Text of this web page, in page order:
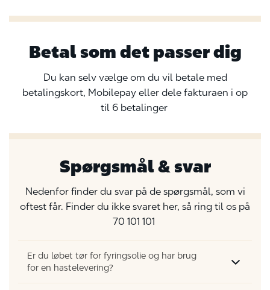
Betal som det passer dig
Du kan selv vælge om du vil betale med
betalingskort, Mobilepay eller dele fakturaen i op
til 6 betalinger
Spørgsmål & svar
Nedenfor finder du svar på de spørgsmål, som vi
oftest får. Finder du ikke svaret her, så ring til os på
70 101 101
Er du løbet tør for fyringsolie og har brug
for en hastelevering?